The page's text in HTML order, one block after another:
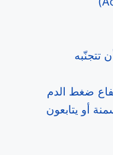
تتجنّبه
أو يتابعون